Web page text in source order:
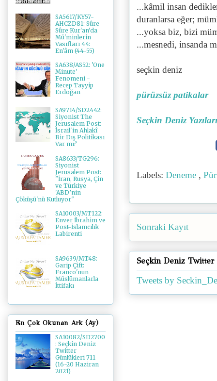
...kâmil insan
duranlarsa eğer;
...yoksa biz, bizi
...mesnedi, insanda
seçkin deniz
pürüzsüz patikalar
Seçkin Deniz Yazıları
Labels: Deneme ,
Sonraki Kayıt
Seçkin Deniz Twitter
Tweets by
SA5617/KY57-
AHCZD81: Sûre
Sûre Kur'an'da
Mü'minlerin
Vasıfları 44:
En'âm (44-55)
SA638/AS52: 'One
Minute'
Fenomeni -
Recep Tayyip
Erdoğan
SA9714/SD2442:
Siyonist The
Jerusalem Post:
İsrail'in Ahlakî
Bir Dış Politikası
Var mı?
SA8633/TG296:
Siyonist
Jerusalem Post:
"İran, Rusya, Çin
ve Türkiye
'ABD’nin
Çöküşü'nü Kutluyor"
SA10003/MT122:
Enver İbrahim ve
Post-İslamcılık
Labirenti
SA9639/MT48:
Garip Çift:
Franco'nun
Müslümanlarla
İttifakı
En Çok Okunan Ark (Ay)
SA10082/SD2700
: Seçkin Deniz
Twitter
Günlükleri 711
(16-20 Haziran
2021)